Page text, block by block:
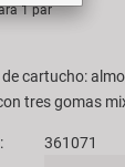
1 par
cartucho:
tres gomas
361071